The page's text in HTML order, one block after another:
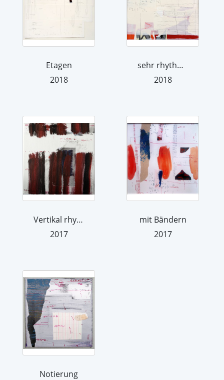
Etagen
2018
sehr rhythmisch
2018
Vertikal rhythmisch I
2017
mit Bändern
2017
Notierung